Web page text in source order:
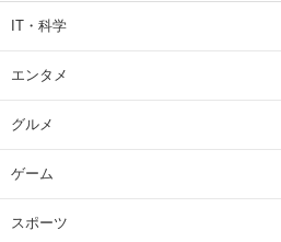
IT・科学
エンタメ
グルメ
ゲーム
スポーツ